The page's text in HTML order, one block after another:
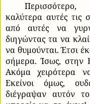
Περισσότερο,
καλύτερα αυτές τις
από αυτές να
διηγώντας τα να
να θυμούνται. Έτσι
σήμερα. Ίσως, στην
Ακόμα χειρότερα
Εκείνοι όμως,
διέγραψαν αυτόν